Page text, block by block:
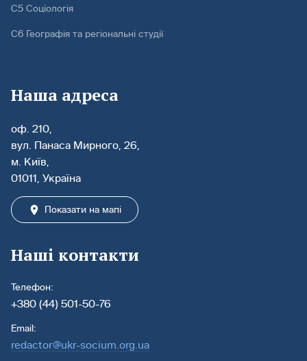
С5 Соціологія
С6 Географія та регіональні студії
Наша адреса
оф. 210,
вул. Панаса Мирного, 26,
м. Київ,
01011, Україна
Показати на мапі
Наші контакти
Телефон:
+380 (44) 501-50-76
Email:
redactor@ukr-socium.org.ua